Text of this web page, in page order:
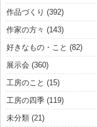
作品づくり (392)
作家の方々 (143)
好きなもの・こと (82)
展示会 (360)
工房のこと (15)
工房の四季 (119)
未分類 (21)